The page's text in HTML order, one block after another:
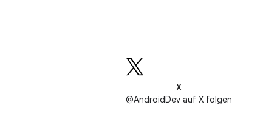
X
@AndroidDev auf X folgen